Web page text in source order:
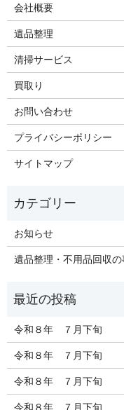
会社概要
遺品整理
清掃サービス
買取り
お問い合わせ
プライバシーポリシー
サイトマップ
お知らせ
遺品整理・不用品回収の
令和８年 ７月下旬
令和８年 ７月下旬
令和８年 ７月下旬
令和８年 ７月下旬